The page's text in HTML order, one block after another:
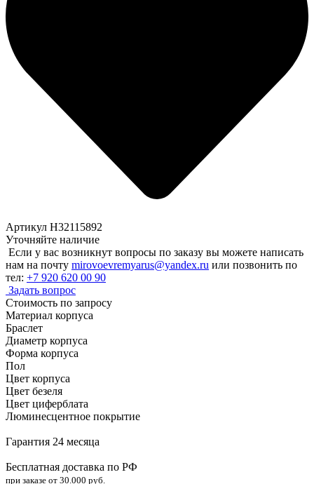
Артикул H32115892
Уточняйте наличие
Если у вас возникнут вопросы по заказу вы можете написать
нам на почту mirovoevremyarus@yandex.ru или позвонить по
тел: +7 920 620 00 90
Задать вопрос
Стоимость по запросу
Материал корпуса
Браслет
Диаметр корпуса
Форма корпуса
Пол
Цвет корпуса
Цвет безеля
Цвет циферблата
Люминесцентное покрытие
Гарантия 24 месяца
Бесплатная доставка по РФ
при заказе от 30.000 руб.